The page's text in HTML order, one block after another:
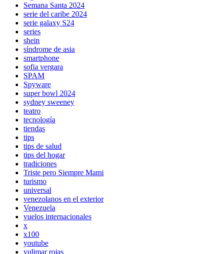
Semana Santa 2024
serie del caribe 2024
serie galaxy S24
series
shein
síndrome de asia
smartphone
sofia vergara
SPAM
Spyware
super bowl 2024
sydney sweeney
teatro
tecnología
tiendas
tips
tips de salud
tips del hogar
tradiciones
Triste pero Siempre Mami
turismo
universal
venezolanos en el exterior
Venezuela
vuelos internacionales
x
x100
youtube
yulimar rojas